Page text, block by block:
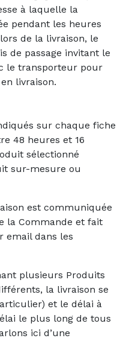
à laquelle la
pendant les heures
de la livraison, le
de passage invitant le
le transporteur pour
livraison.
sur chaque fiche
48 heures et 16
sélectionné
sur-mesure ou
est communiquée
la Commande et fait
email dans les
plusieurs Produits
la livraison se
et le délai à
le plus long de tous
ici d’une